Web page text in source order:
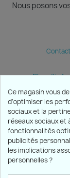
Nous posons
Plus
PRODUITS
NOTRE
Ce magasin vous
d'optimiser les
sociaux et la
réseaux sociaux et
fonctionnalités
publicités
les implications
personnelles ?